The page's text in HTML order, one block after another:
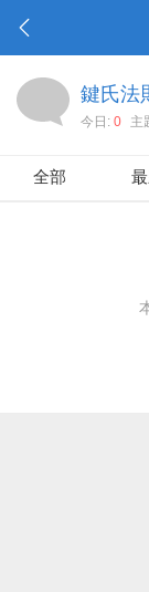
鍵氏法
今日: 0 主
全部